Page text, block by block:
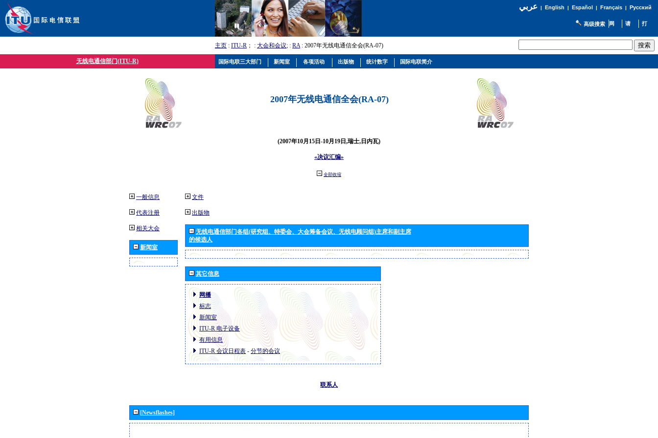
عربي| English | Español | Français| Русский
高级搜索
主页 : ITU-R ； : 大会和会议; : RA: 2007年无线电通信全会(RA-07)
无线电通信部门(ITU-R)
2007年无线电通信全会(RA-07)
(2007年10月15日-10月19日,瑞士,日内瓦)
«决议汇编»
全部收缩
一般信息
代表注册
相关大会
新闻室
文件
出版物
无线电通信部门各组(研究组、特委会、大会筹备会议、无线电顾问组)主席和副主席
的候选人
其它信息
网播
标志
新闻室
ITU-R 电子设备
有用信息
ITU-R 会议日程表 - 分节的会议
联系人
[Newsflashes]
国际电联三大部门 新闻室 各项活动 出版物 统计数字 国际电联简介